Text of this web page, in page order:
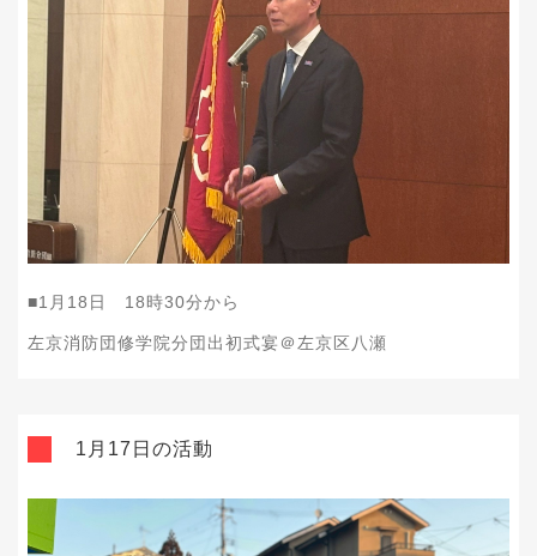
■1月18日 18時30分から
左京消防団修学院分団出初式宴＠左京区八瀬
1月17日の活動